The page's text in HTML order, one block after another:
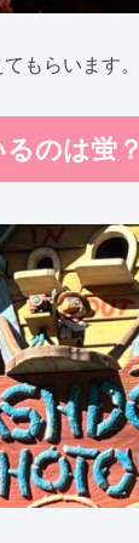
もらいます。
のは蛍？